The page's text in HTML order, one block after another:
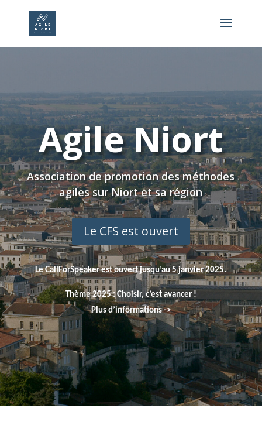
Agile Niort
Association de promotion des méthodes
agiles sur Niort et sa région
Le CFS est ouvert
Le CallForSpeaker est ouvert jusqu’au 5 janvier 2025.
Thème 2025 : Choisir, c’est avancer !
Plus d’informations ->